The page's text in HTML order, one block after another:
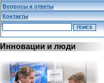
Вопросы и ответы
Контакты
Инновации и люди